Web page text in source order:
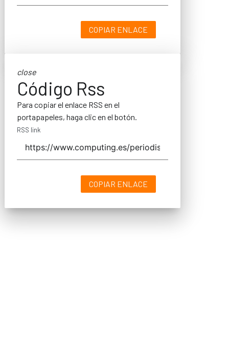
COPIAR ENLACE
close
Código Rss
Para copiar el enlace RSS en el
portapapeles, haga clic en el botón.
RSS link
COPIAR ENLACE